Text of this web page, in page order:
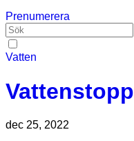
Prenumerera
Vatten
Vattenstopp
dec 25, 2022